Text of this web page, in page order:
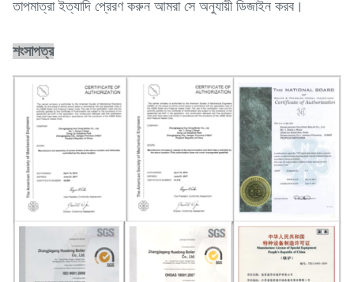
তাপমাত্রা ইত্যাদি প্রেরণ করুন আমরা সে অনুযায়ী ডিজাইন করব।
শংসাপত্র